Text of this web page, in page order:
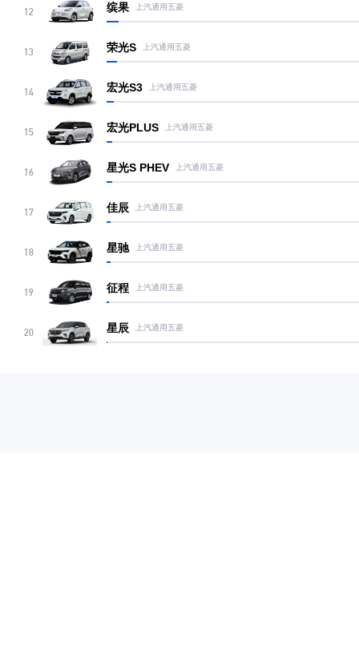
12 缤果 上汽通用五菱
13 荣光S 上汽通用五菱
14 宏光S3 上汽通用五菱
15 宏光PLUS 上汽通用五菱
16 星光S PHEV 上汽通用五菱
17 佳辰 上汽通用五菱
18 星驰 上汽通用五菱
19 征程 上汽通用五菱
20 星辰 上汽通用五菱